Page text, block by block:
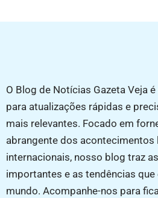
O Blog de Notícias Gazeta Veja
para atualizações rápidas e
mais relevantes. Focado em
abrangente dos acontecimentos
internacionais, nosso blog traz
importantes e as tendências
mundo. Acompanhe-nos para